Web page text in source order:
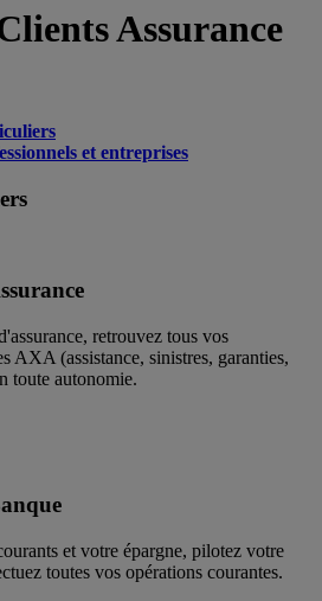
Assurance
et entreprises
retrouvez tous vos
AXA (assistance, sinistres, garanties,
toute autonomie.
et votre épargne, pilotez votre
toutes vos opérations courantes.